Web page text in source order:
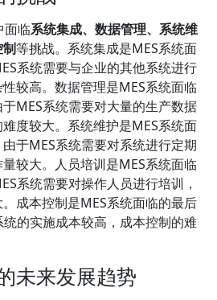
面临系统集成、数据管理、系统维
制等挑战。系统集成是MES系统面
系统需要与企业的其他系统进行
较高。数据管理是MES系统面临
MES系统需要对大量的生产数据
度较大。系统维护是MES系统面
于MES系统需要对系统进行定期
较大。人员培训是MES系统面临
系统需要对操作人员进行培训，
成本控制是MES系统面临的最后
的实施成本较高，成本控制的难
未来发展趋势